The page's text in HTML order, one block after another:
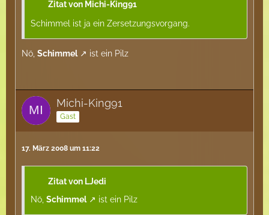
Zitat von Michi-King91
Schimmel ist ja ein Zersetzungsvorgang.
Nö, Schimmel ist ein Pilz
Michi-King91
Gast
17. März 2008 um 11:22
Zitat von LJedi
Nö, Schimmel ist ein Pilz